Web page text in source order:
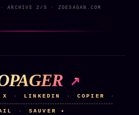
Z/S · ZOESAGAN.COM
X · LINKEDIN · COPIER ·
· SAUVER ✦